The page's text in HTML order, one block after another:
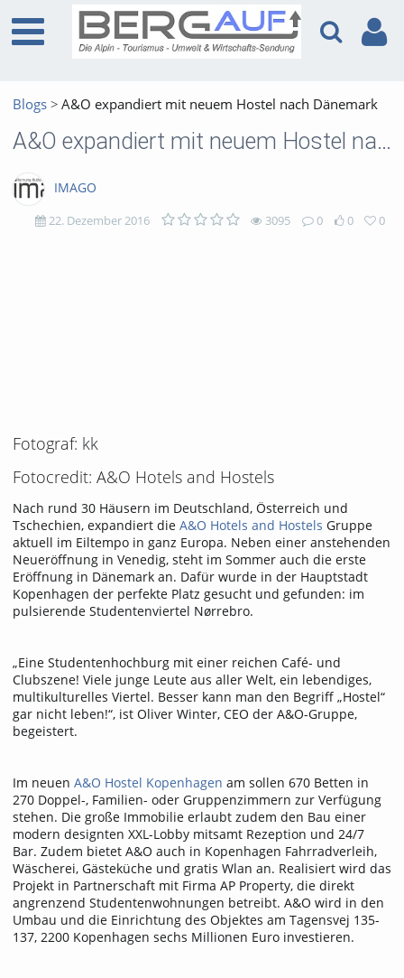
Blogs A&O expandiert mit neuem Hostel nach Dänemark
A&O expandiert mit neuem Hostel nach Dänemark
IMAGO
22. Dezember 2016 3095 0 0 0
Fotograf: kk
Fotocredit: A&O Hotels and Hostels
Nach rund 30 Häusern im Deutschland, Österreich und
Tschechien, expandiert die A&O Hotels and Hostels Gruppe
aktuell im Eiltempo in ganz Europa. Neben einer anstehenden
Neueröffnung in Venedig, steht im Sommer auch die erste
Eröffnung in Dänemark an. Dafür wurde in der Hauptstadt
Kopenhagen der perfekte Platz gesucht und gefunden: im
pulsierende Studentenviertel Nørrebro.
„Eine Studentenhochburg mit einer reichen Café- und
Clubszene! Viele junge Leute aus aller Welt, ein lebendiges,
multikulturelles Viertel. Besser kann man den Begriff „Hostel“
gar nicht leben!“, ist Oliver Winter, CEO der A&O-Gruppe,
begeistert.
Im neuen A&O Hostel Kopenhagen am sollen 670 Betten in
270 Doppel-, Familien- oder Gruppenzimmern zur Verfügung
stehen. Die große Immobilie erlaubt zudem den Bau einer
modern designten XXL-Lobby mitsamt Rezeption und 24/7
Bar. Zudem bietet A&O auch in Kopenhagen Fahrradverleih,
Wäscherei, Gästeküche und gratis Wlan an. Realisiert wird das
Projekt in Partnerschaft mit Firma AP Property, die direkt
angrenzend Studentenwohnungen betreibt. A&O wird in den
Umbau und die Einrichtung des Objektes am Tagensvej 135-
137, 2200 Kopenhagen sechs Millionen Euro investieren.